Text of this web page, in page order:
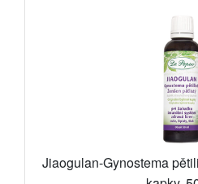
Jiaogulan-Gynostema